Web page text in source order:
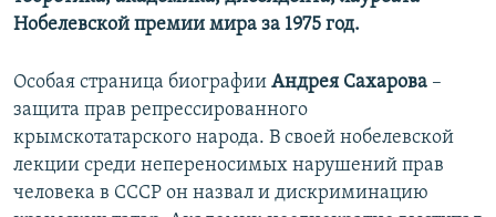
Нобелевской премии мира за 1975 год.
Особая страница биографии Андрея Сахарова –
защита прав репрессированного
крымскотатарского народа. В своей нобелевской
лекции среди непереносимых нарушений прав
человека в СССР он назвал и дискриминацию